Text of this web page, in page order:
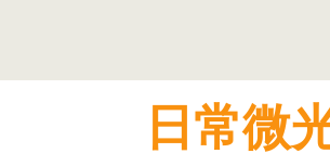
日常微